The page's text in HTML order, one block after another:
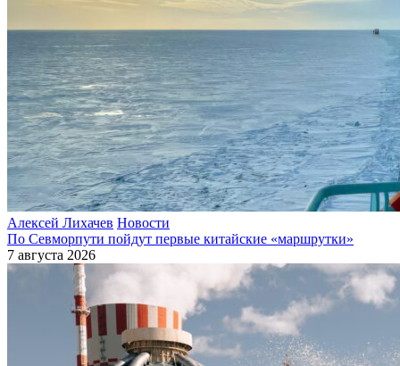
Алексей Лихачев Новости
По Севморпути пойдут первые китайские «маршрутки»
7 августа 2026